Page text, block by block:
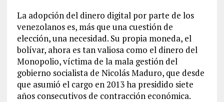
La adopción del dinero digital por parte de los
venezolanos es, más que una cuestión de
elección, una necesidad. Su propia moneda, el
bolívar, ahora es tan valiosa como el dinero del
Monopolio, víctima de la mala gestión del
gobierno socialista de Nicolás Maduro, que desde
que asumió el cargo en 2013 ha presidido siete
años consecutivos de contracción económica.